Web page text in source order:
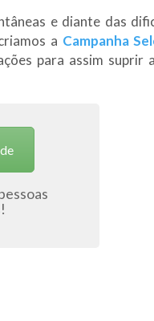
e diante das
a Campanha
para assim suprir